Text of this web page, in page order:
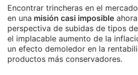
Encontrar trincheras en el
en una misión casi imposible
perspectiva de subidas de tipos
el implacable aumento de la
un efecto demoledor en la
productos más conservadores.